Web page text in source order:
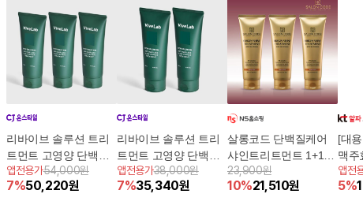
리바이브 솔루션 트리
트먼트 고영양 단백질
트리트먼트 200ml 3 S
ET
앱전용가54,000원
7%50,220원
리바이브 솔루션 트리
트먼트 고영양 단백질
트리트먼트 200ml 2 S
ET
앱전용가38,000원
7%35,340원
살롱코드 단백질케어
샤인트리트먼트 1+1+1
5%쿠폰+구매 후 3천원
적립
23,900원
10%21,510원
[대
맥주
트먼
앱전
5%